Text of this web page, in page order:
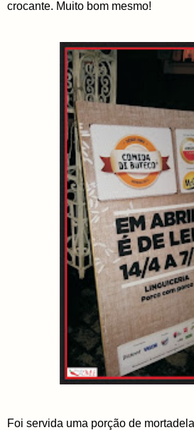
crocante. Muito bom mesmo!
Foi servida uma porção de